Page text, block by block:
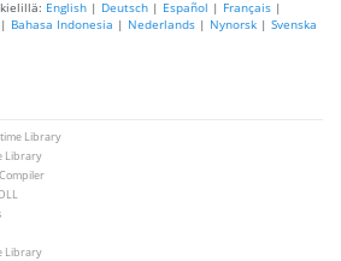
English | Deutsch | Español | Français |
| Bahasa Indonesia | Nederlands | Nynorsk | Svenska
Library
Library
Library